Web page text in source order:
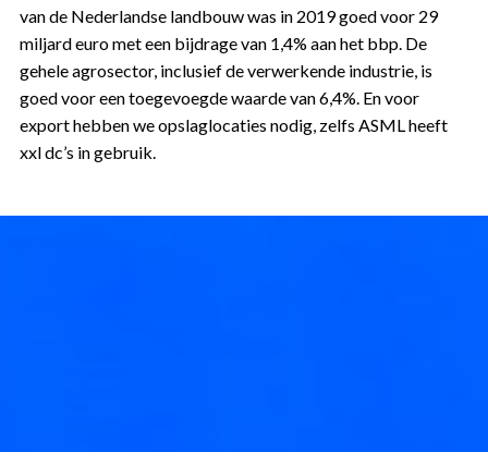
van de Nederlandse landbouw was in 2019 goed voor 29
miljard euro met een bijdrage van 1,4% aan het bbp. De
gehele agrosector, inclusief de verwerkende industrie, is
goed voor een toegevoegde waarde van 6,4%. En voor
export hebben we opslaglocaties nodig, zelfs ASML heeft
xxl dc’s in gebruik.